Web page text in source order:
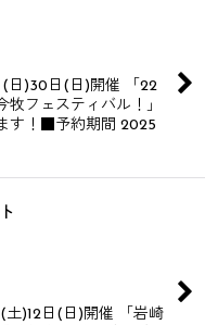
(日)30日(日)開催 「22
牧フェスティバル！」
す！​​ ■予約期間 2025
土)12日(日)開催 「岩崎